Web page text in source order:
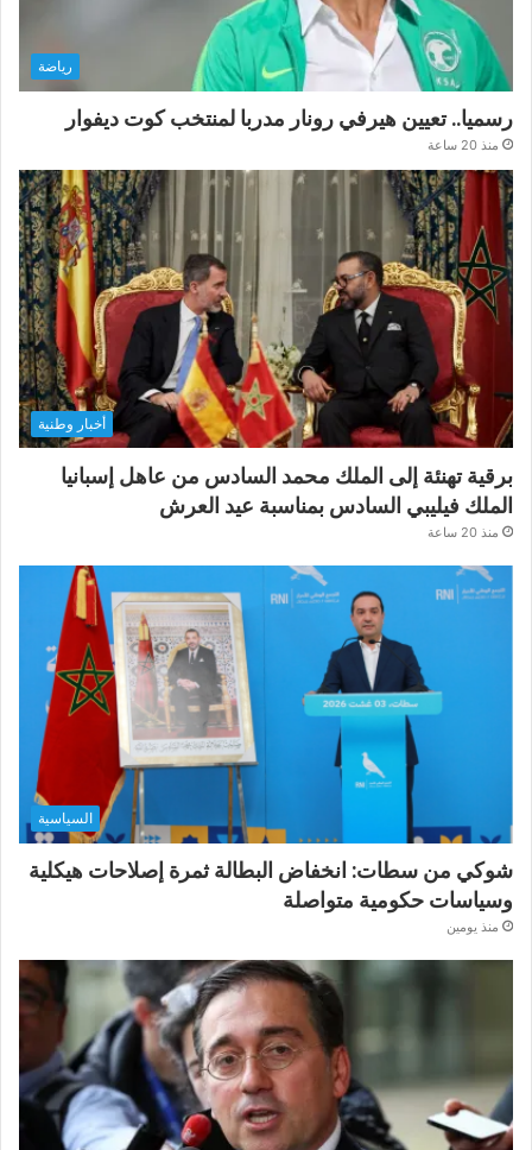
رياضة
رسميا.. تعيين هيرفي رونار مدربا لمنتخب كوت ديفوار
منذ 20 ساعة
أخبار وطنية
برقية تهنئة إلى الملك محمد السادس من عاهل إسبانيا
الملك فيليبي السادس بمناسبة عيد العرش
منذ 20 ساعة
السياسية
شوكي من سطات: انخفاض البطالة ثمرة إصلاحات هيكلية
وسياسات حكومية متواصلة
منذ يومين